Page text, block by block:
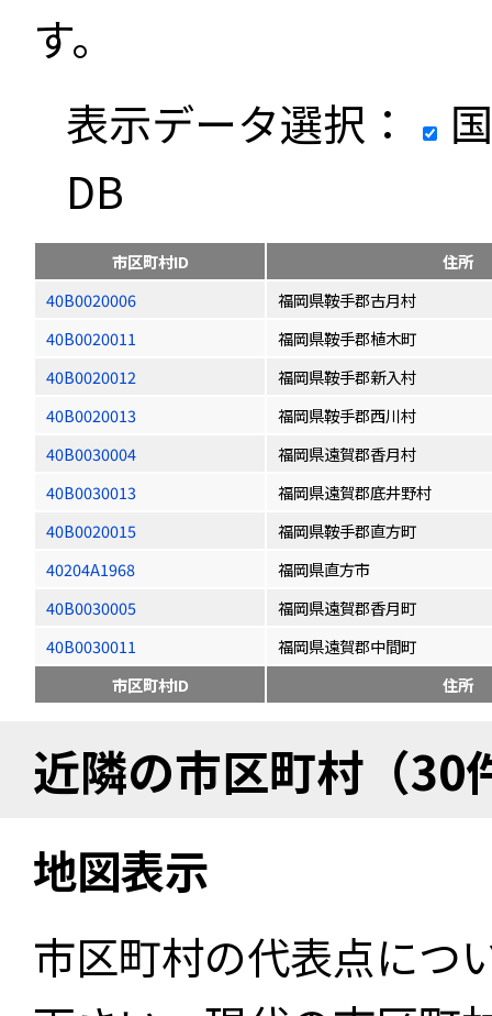
す。
表示データ選択：
DB
市区町村ID
住所
40B0020006
福岡県鞍手郡古月村
40B0020011
福岡県鞍手郡植木町
40B0020012
福岡県鞍手郡新入村
40B0020013
福岡県鞍手郡西川村
40B0030004
福岡県遠賀郡香月村
40B0030013
福岡県遠賀郡底井野村
40B0020015
福岡県鞍手郡直方町
40204A1968
福岡県直方市
40B0030005
福岡県遠賀郡香月町
40B0030011
福岡県遠賀郡中間町
市区町村ID
住所
近隣の市区町村（30
地図表示
市区町村の代表点につ